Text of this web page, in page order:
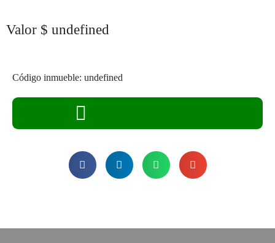
Valor $ undefined
Código inmueble: undefined